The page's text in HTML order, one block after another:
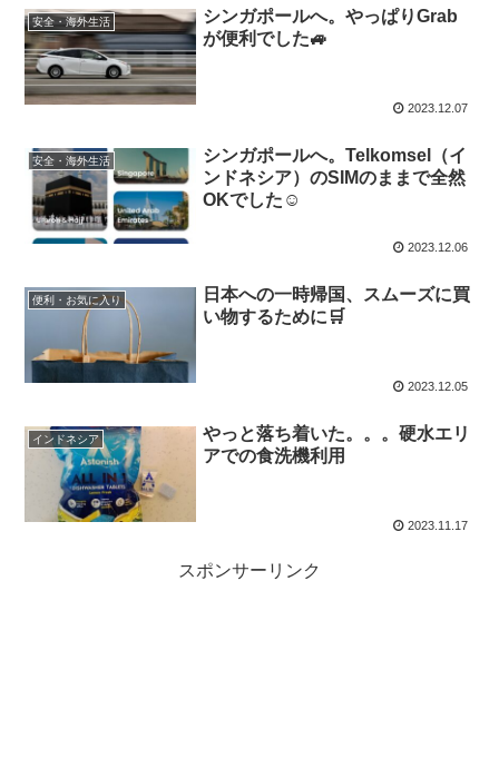
安全・海外生活
シンガポールへ。やっぱりGrab
が便利でした🚙
2023.12.07
安全・海外生活
シンガポールへ。Telkomsel（イ
ンドネシア）のSIMのままで全然
OKでした☺️
2023.12.06
便利・お気に入り
日本への一時帰国、スムーズに買
い物するために🛒
2023.12.05
インドネシア
やっと落ち着いた。。。硬水エリ
アでの食洗機利用
2023.11.17
スポンサーリンク